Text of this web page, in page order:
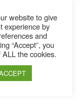
website to give
experience by
and
“Accept”, you
the cookies.